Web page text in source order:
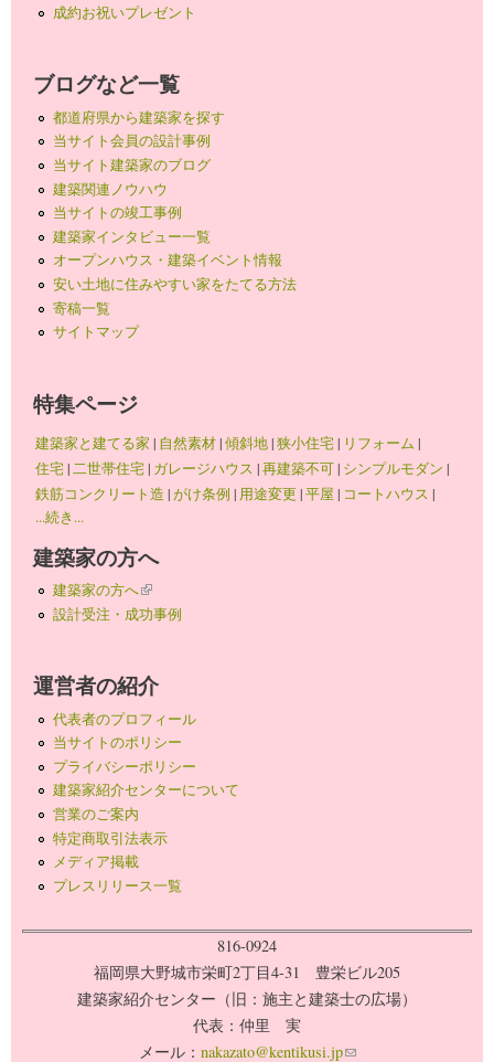
成約お祝いプレゼント
ブログなど一覧
都道府県から建築家を探す
当サイト会員の設計事例
当サイト建築家のブログ
建築関連ノウハウ
当サイトの竣工事例
建築家インタビュー一覧
オープンハウス・建築イベント情報
安い土地に住みやすい家をたてる方法
寄稿一覧
サイトマップ
特集ページ
建築家と建てる家 | 自然素材|傾斜地|狭小住宅| リフォーム |
住宅| 二世帯住宅| ガレージハウス |再建築不可| シンプルモダン |
鉄筋コンクリート造 |がけ条例 | 用途変更 |平屋 | コートハウス |
...続き...
建築家の方へ
建築家の方へ(link is external)
設計受注・成功事例
運営者の紹介
代表者のプロフィール
当サイトのポリシー
プライバシーポリシー
建築家紹介センターについて
営業のご案内
特定商取引法表示
メディア掲載
プレスリリース一覧
816-0924
福岡県大野城市栄町2丁目4-31 豊栄ビル205
建築家紹介センター（旧：施主と建築士の広場）
代表：仲里 実
メール： nakazato@kentikusi.jp(link sends e-mail)